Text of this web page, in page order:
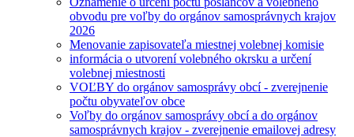
obvodu pre voľby do orgánov samosprávnych krajov
2026
Menovanie zapisovateľa miestnej volebnej komisie
informácia o utvorení volebného okrsku a určení
volebnej miestnosti
VOĽBY do orgánov samosprávy obcí - zverejnenie
počtu obyvateľov obce
Voľby do orgánov samosprávy obcí a do orgánov
samosprávnych krajov - zverejnenie emailovej adresy